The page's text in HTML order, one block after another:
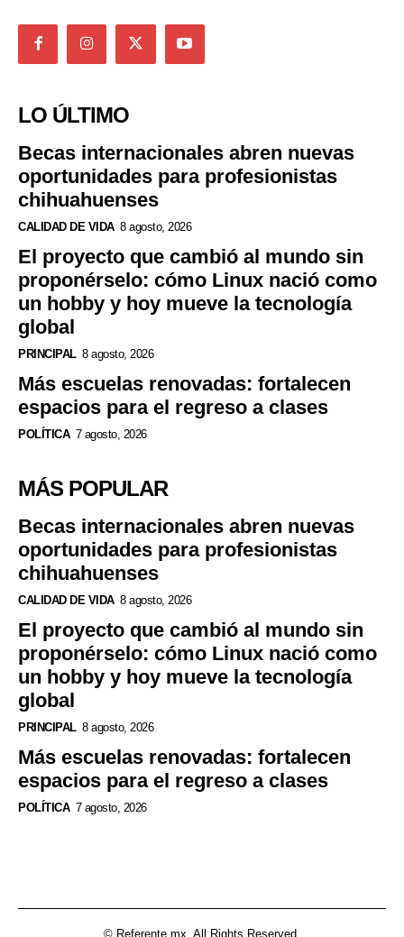
LO ÚLTIMO
Becas internacionales abren nuevas
oportunidades para profesionistas
chihuahuenses
CALIDAD DE VIDA 8 agosto, 2026
El proyecto que cambió al mundo sin
proponérselo: cómo Linux nació como
un hobby y hoy mueve la tecnología
global
PRINCIPAL 8 agosto, 2026
Más escuelas renovadas: fortalecen
espacios para el regreso a clases
POLÍTICA 7 agosto, 2026
MÁS POPULAR
Becas internacionales abren nuevas
oportunidades para profesionistas
chihuahuenses
CALIDAD DE VIDA 8 agosto, 2026
El proyecto que cambió al mundo sin
proponérselo: cómo Linux nació como
un hobby y hoy mueve la tecnología
global
PRINCIPAL 8 agosto, 2026
Más escuelas renovadas: fortalecen
espacios para el regreso a clases
POLÍTICA 7 agosto, 2026
© Referente.mx. All Rights Reserved.